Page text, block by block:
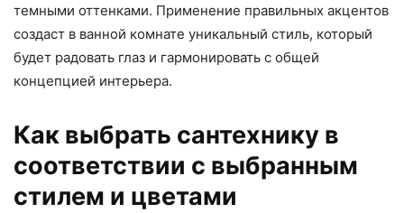
темными оттенками. Применение правильных акцентов
создаст в ванной комнате уникальный стиль, который
будет радовать глаз и гармонировать с общей
концепцией интерьера.
Как выбрать сантехнику в
соответствии с выбранным
стилем и цветами